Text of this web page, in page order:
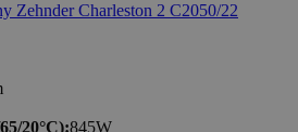
Zehnder Charleston 2 C2050/22
20°C):845W